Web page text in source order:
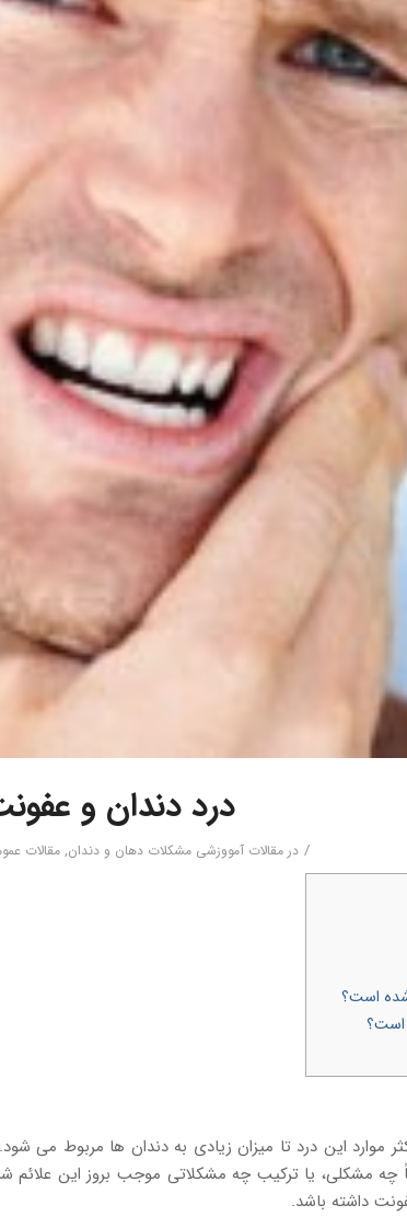
درد دندان و
/ درمقالات آمووزشی مشکلات دهان و دندان,مقالات
شده است؟
است؟
موارد این درد تا میزان زیادی به دندان ها مربوط
چه مشکلی، یا ترکیب چه مشکلاتی موجب بروز این
داشته باشد.